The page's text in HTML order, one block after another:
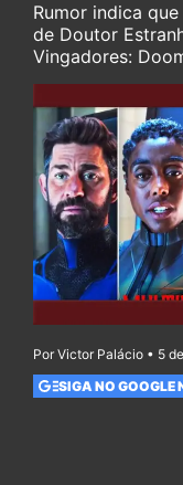
Rumor indica
de Doutor
Vingadores:
Por Victor Palácio • 5
SIGA NO GOOGLE